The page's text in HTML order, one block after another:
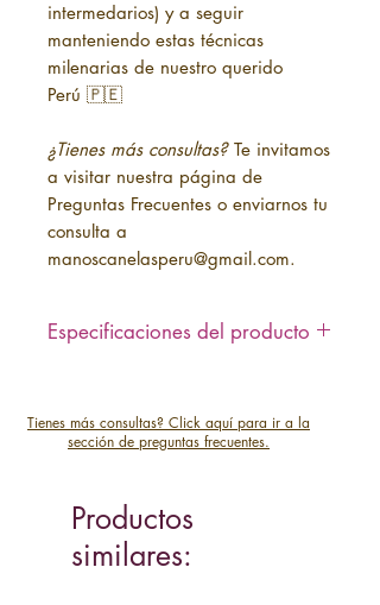
intermedarios) y a seguir
manteniendo estas técnicas
milenarias de nuestro querido
Perú 🇵🇪
¿Tienes más consultas?Te invitamos
a visitar nuestra página de
Preguntas Frecuentes o enviarnos tu
consulta a
manoscanelasperu@gmail.com.
Especificaciones del producto
Ayacucho (Perú)
- Material: Lana de ovino o fibra de
- Medidas: 13 cm x 7 cm
- Tiempo de elaboración:
Aproximadamente 1 mes
Tienes más consultas? Click aquí para ir a la
sección de preguntas frecuentes.
Productos
similares: